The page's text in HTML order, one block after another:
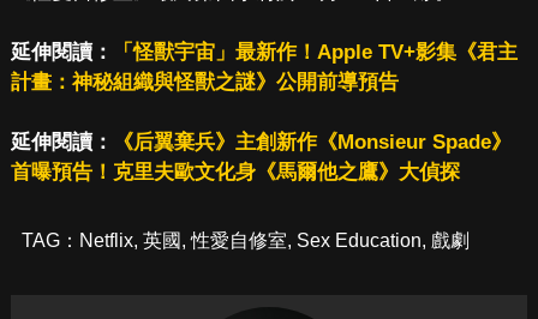
延伸閱讀：
「怪獸宇宙」最新作！Apple TV+影集《君主
計畫：神秘組織與怪獸之謎》公開前導預告
延伸閱讀：
《后翼棄兵》主創新作《Monsieur Spade》
首曝預告！克里夫歐文化身《馬爾他之鷹》大偵探
TAG： Netflix, 英國,性愛自修室, Sex Education, 戲劇